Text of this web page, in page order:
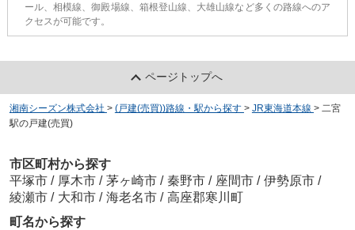
ール、相模線、御殿場線、箱根登山線、大雄山線など多くの路線へのア
クセスが可能です。
ページトップへ
湘南シーズン株式会社 > (戸建(売買))路線・駅から探す > JR東海道本線 > 二宮
駅の戸建(売買)
市区町村から探す
平塚市 / 厚木市 / 茅ヶ崎市 / 秦野市 / 座間市 / 伊勢原市 /
綾瀬市 / 大和市 / 海老名市 / 高座郡寒川町
町名から探す